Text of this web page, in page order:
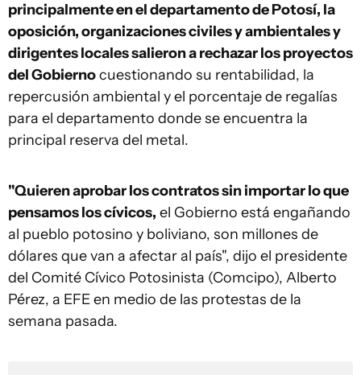
principalmente en el departamento de Potosí, la
oposición, organizaciones civiles y ambientales y
dirigentes locales salieron a rechazar los proyectos
del Gobiernocuestionando su rentabilidad, la
repercusión ambiental y el porcentaje de regalías
para el departamento donde se encuentra la
principal reserva del metal.
"Quieren aprobar los contratos sin importar lo que
pensamos los cívicos, el Gobierno está engañando
al pueblo potosino y boliviano, son millones de
dólares que van a afectar al país", dijo el presidente
del Comité Cívico Potosinista (Comcipo), Alberto
Pérez, a EFE en medio de las protestas de la
semana pasada.